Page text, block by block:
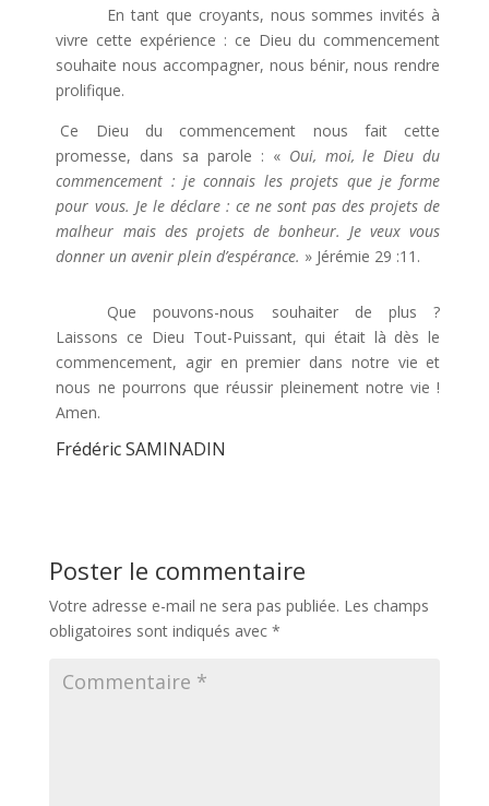
En tant que croyants, nous sommes invités à
vivre cette expérience : ce Dieu du commencement
souhaite nous accompagner, nous bénir, nous rendre
prolifique.
Ce Dieu du commencement nous fait cette
promesse, dans sa parole : « Oui, moi, le Dieu du
commencement : je connais les projets que je forme
pour vous. Je le déclare : ce ne sont pas des projets de
malheur mais des projets de bonheur. Je veux vous
donner un avenir plein d’espérance. » Jérémie 29 :11.
Que pouvons-nous souhaiter de plus ?
Laissons ce Dieu Tout-Puissant, qui était là dès le
commencement, agir en premier dans notre vie et
nous ne pourrons que réussir pleinement notre vie !
Amen.
Frédéric SAMINADIN
Poster le commentaire
Votre adresse e-mail ne sera pas publiée. Les champs
obligatoires sont indiqués avec *